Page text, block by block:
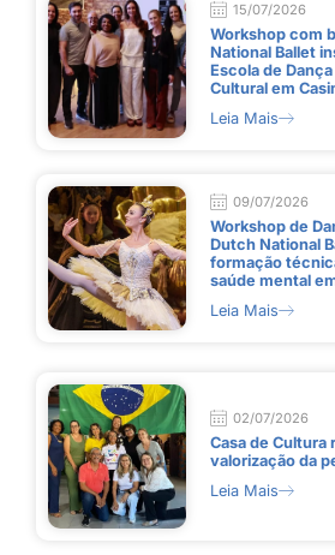
15/07/2026
Workshop com
National Ballet
Escola de
Cultural em
Leia Mais
09/07/2026
Workshop de
Dutch National
formação
saúde mental
Leia Mais
02/07/2026
Casa de
valorização da
Leia Mais